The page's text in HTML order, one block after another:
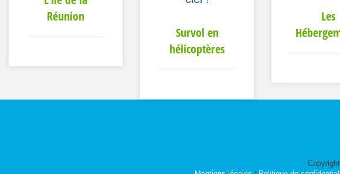
Réunion
Survol en
hélicoptères
Les